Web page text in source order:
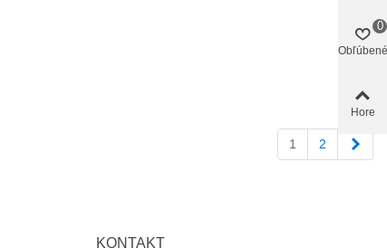
1 2
KONTAKT
Obľúbené
0
Hore